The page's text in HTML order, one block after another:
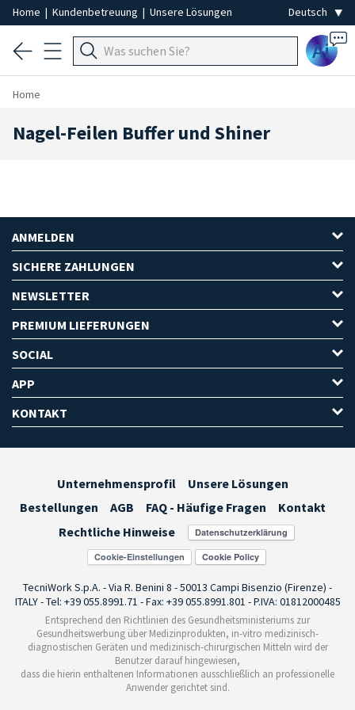
Home | Kundenbetreuung | Unsere Lösungen
Ai
Home
Nagel-Feilen Buffer und Shiner
ANMELDEN
SICHERE ZAHLUNGEN
NEWSLETTER
PREMIUM LIEFERUNGEN
SOCIAL
APP
KONTAKT
Unternehmensprofil
Unsere Lösungen
Bestellungen
AGB FAQ - Häufige Fragen
Kontakt
Rechtliche Hinweise
Cookie-Einstellungen
TecniWork S.p.A. - Via R. Benini 8 - 50013 Campi Bisenzio (Firenze) -
ITALY - Tel: +39 055.8991.71 - Fax: +39 055.8991.801 - P.IVA: 01812000485
Entsprechend den Richtlinien des Gesundheitsministeriums zur
Gesundheitswerbung über Medizinprodukten, in-vitro medizinisch-
diagnostischen Geräten und medizinisch-chirurgischen Mitteln wird der
Benutzer darauf hingewiesen,
dass die hierin enthaltenen Informationen ausschließlich an professionelle
Anwender gerichtet sind.